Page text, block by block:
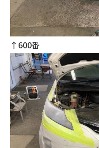
↑600番